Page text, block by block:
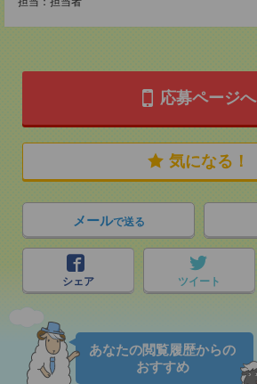
応募ページへ
気になる！
メールで送る
シェア ツイート
あなたの閲覧履歴からの
おすすめ